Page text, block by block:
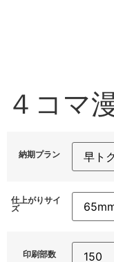
４コマ
納期プラン
仕上がりサイ
ズ
印刷部数